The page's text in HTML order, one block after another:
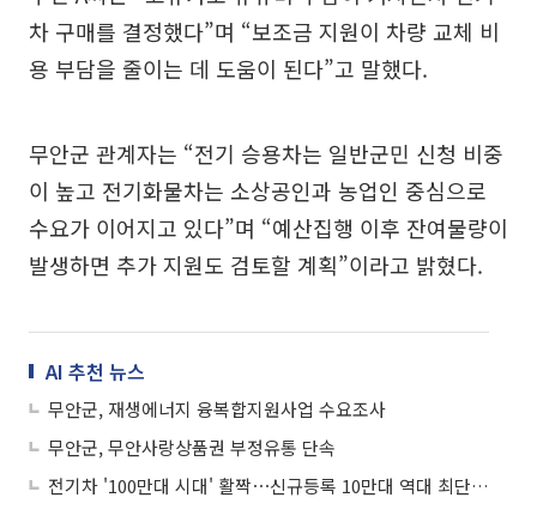
차 구매를 결정했다”며 “보조금 지원이 차량 교체 비
용 부담을 줄이는 데 도움이 된다”고 말했다.
무안군 관계자는 “전기 승용차는 일반군민 신청 비중
이 높고 전기화물차는 소상공인과 농업인 중심으로
수요가 이어지고 있다”며 “예산집행 이후 잔여물량이
발생하면 추가 지원도 검토할 계획”이라고 밝혔다.
AI 추천 뉴스
무안군, 재생에너지 융복합지원사업 수요조사
무안군, 무안사랑상품권 부정유통 단속
전기차 '100만대 시대' 활짝⋯신규등록 10만대 역대 최단기 돌파